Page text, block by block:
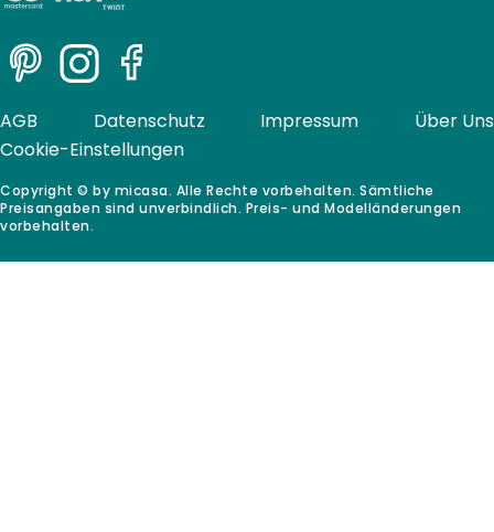
PinterestInstagramFacebook
Copyright © by micasa. Alle Rechte vorbehalten. Sämtliche
Preisangaben sind unverbindlich. Preis- und Modelländerungen
vorbehalten.
AGB Datenschutz Impressum
Über Uns
Cookie-Einstellungen